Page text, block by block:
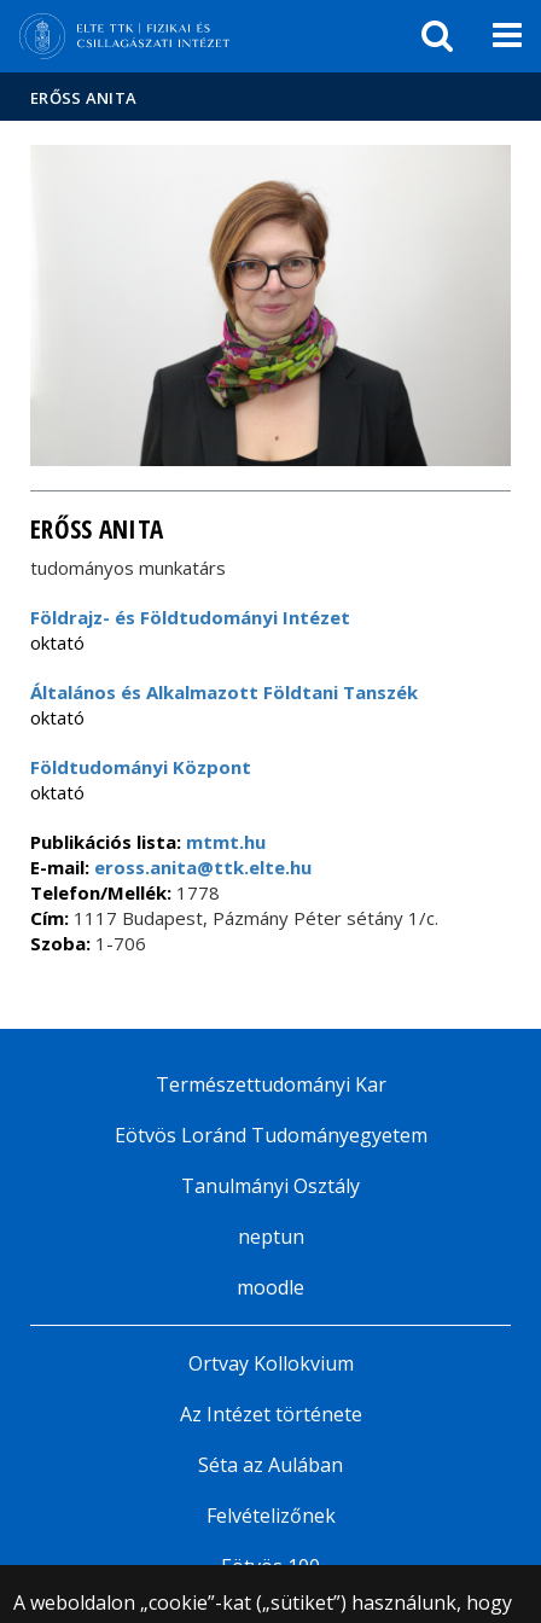
Események
sajtóban
ERŐSS ANITA
ERŐSS ANITA
tudományos munkatárs
Földrajz- és Földtudományi Intézet
oktató
Általános és Alkalmazott Földtani Tanszék
oktató
Földtudományi Központ
oktató
Publikációs lista: mtmt.hu
E-mail: eross.anita@ttk.elte.hu
Telefon/Mellék: 1778
Cím: 1117 Budapest, Pázmány Péter sétány 1/c.
Szoba: 1-706
A weboldalon „cookie”-kat („sütiket”) használunk, hogy
Természettudományi Kar
Eötvös Loránd Tudományegyetem
Tanulmányi Osztály
neptun
moodle
Ortvay Kollokvium
Az Intézet története
Séta az Aulában
Felvételizőnek
Eötvös 100